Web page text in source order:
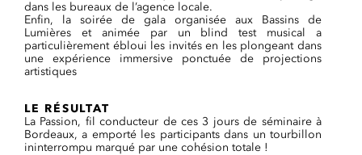
dans les bureaux de l’agence locale.
Enfin, la soirée de gala organisée aux Bassins de
Lumières et animée par un blind test musical a
particulièrement ébloui les invités en les plongeant dans
une expérience immersive ponctuée de projections
artistiques
LE RÉSULTAT
La Passion, fil conducteur de ces 3 jours de séminaire à
Bordeaux, a emporté les participants dans un tourbillon
ininterrompu marqué par une cohésion totale !